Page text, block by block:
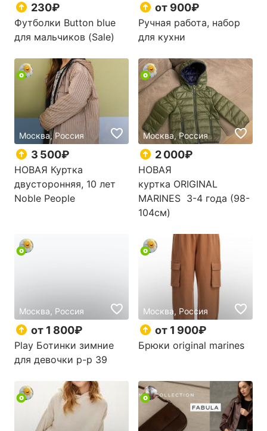
230₽
Футболки Button blue
для мальчиков (Sale)
от 900₽
Ручная работа, набор
для кухни
Москва, Россия
3 500₽
НОВАЯ Куртка
двусторонняя, 10 лет
Noble People
Москва, Россия
2 000₽
НОВАЯ
куртка ORIGINAL
MARINES 3-4 года (98-
104см)
Москва, Россия
от 1 800₽
Play Ботинки зимние
для девочки р-р 39
Москва, Россия
от 1 900₽
Брюки original marines